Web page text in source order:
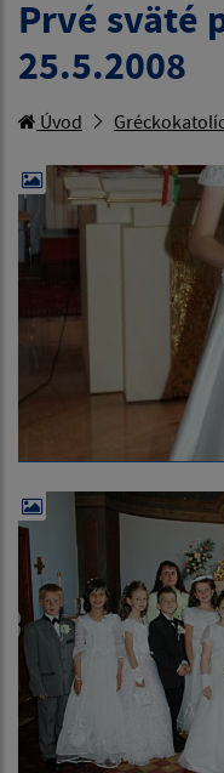
Prvé sväté
25.5.2008
Úvod